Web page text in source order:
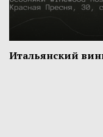
Итальянский